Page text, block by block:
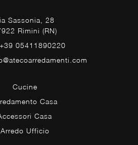
Sassonia, 28
Rimini (RN)
05411890220
Cucine
Casa
Casa
Arredo Ufficio